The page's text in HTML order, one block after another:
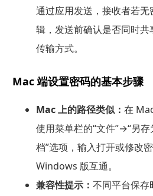
通过应用发送，接收者若
辑，发送前确认是否同时
传输方式。
Mac 端设置密码的基本步骤
Mac 上的路径类似： 在
使用菜单栏的“文件”→“另存
档”选项，输入打开或修改
Windows 版互通。
兼容性提示： 不同平台保存